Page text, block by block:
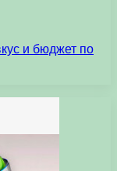
и бюджет по